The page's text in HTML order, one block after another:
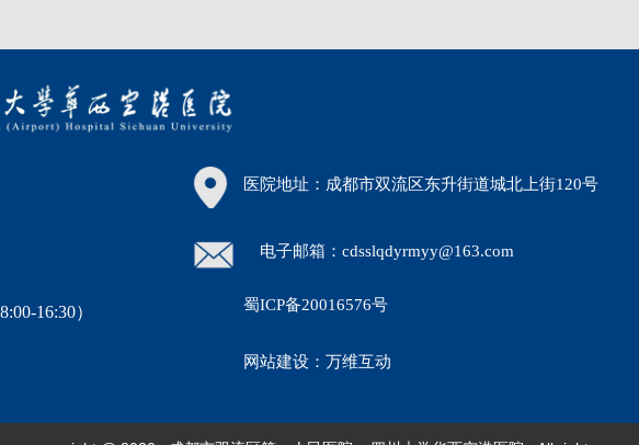
医院地址：成都市双流区东升街道城北上街120号
电子邮箱：cdsslqdyrmyy@163.com
蜀ICP备20016576号
网站建设：万维互动
8:00-16:30）